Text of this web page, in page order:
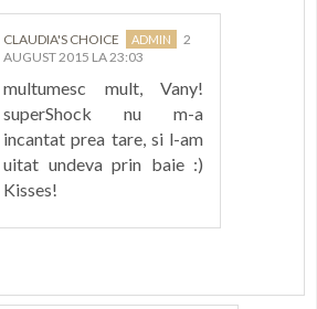
CLAUDIA'S CHOICE
2
AUGUST 2015 LA 23:03
multumesc mult, Vany!
superShock nu m-a
incantat prea tare, si l-am
uitat undeva prin baie :)
Kisses!